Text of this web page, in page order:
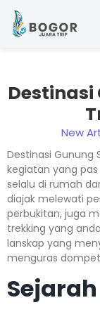
Destinasi
New
Destinasi Gunung
kegiatan yang
selalu di rumah
diajak melewati
perbukitan, juga
trekking yang
lanskap yang
menguras